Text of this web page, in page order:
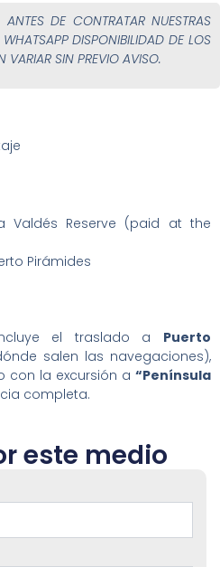
ANTES DE CONTRATAR NUESTRAS
DISPONIBILIDAD DE LOS
VARIAR SIN PREVIO AVISO.
Valdés Reserve (paid at the
Pirámides
el traslado a Puerto
salen las navegaciones),
con la excursión a “Península
completa.
este medio